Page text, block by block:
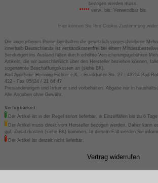
bezogen werden muss.
*****verw. bis: Verwendbar bis.
Hier können Sie Ihre Cookie-Zustimmung
Die angegebenen Preise beinhalten die gesetzlich vorgeschriebene
innerhalb Deutschlands ist versandkostenfrei bei einem
Sendungen ins Ausland fallen durch erhöhte Versicherungsgebühren
Artikeln, die wir ausschließlich über den Hersteller beziehen können,
sogenannte Beschaffungskosten an (siehe BK).
Bad Apotheke Henning Fichter e.K. - Frankfurter Str. 27 - 49214 Bad
422 - Fax 05424 / 21 64 47
Preisänderungen und Irrtümer sind vorbehalten. Abgabe nur in
Alle Angaben ohne Gewähr.
Verfügbarkeit:
Der Artikel ist in der Regel sofort lieferbar, in Einzelfällen bis zu 6 Tage.
Der Artikel muss direkt vom Hersteller bezogen werden. Daher kann
ggf. Zusatzkosten (siehe BK) kommen. In diesem Fall werden Sie
Der Artikel ist derzeit nicht lieferbar.
Vertrag widerrufen